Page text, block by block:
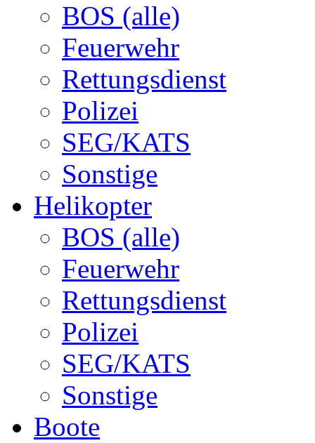
BOS (alle)
Feuerwehr
Rettungsdienst
Polizei
SEG/KATS
Sonstige
Helikopter
BOS (alle)
Feuerwehr
Rettungsdienst
Polizei
SEG/KATS
Sonstige
Boote